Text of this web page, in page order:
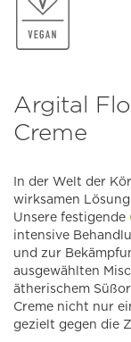
Argital
Creme
In der Welt der
wirksamen
Unsere festigende
intensive
und zur
ausgewählten
ätherischem
Creme nicht nur
gezielt gegen die